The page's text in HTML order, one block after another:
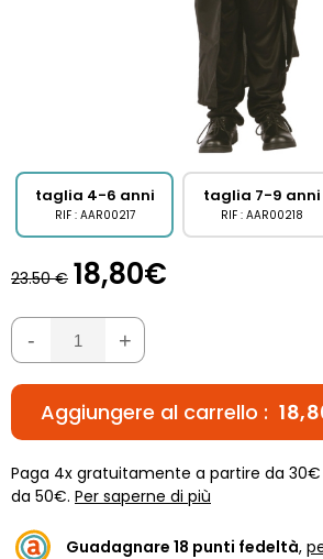
taglia 4-6 anni
RIF : AAR00217
taglia 7-9 anni
RIF : AAR00218
23.50 € 18,80€
- +
Aggiungere al carrello :
Paga 4x gratuitamente a partire da 30€
da 50€. Per saperne di più
Guadagnare 18 punti fedeltà,